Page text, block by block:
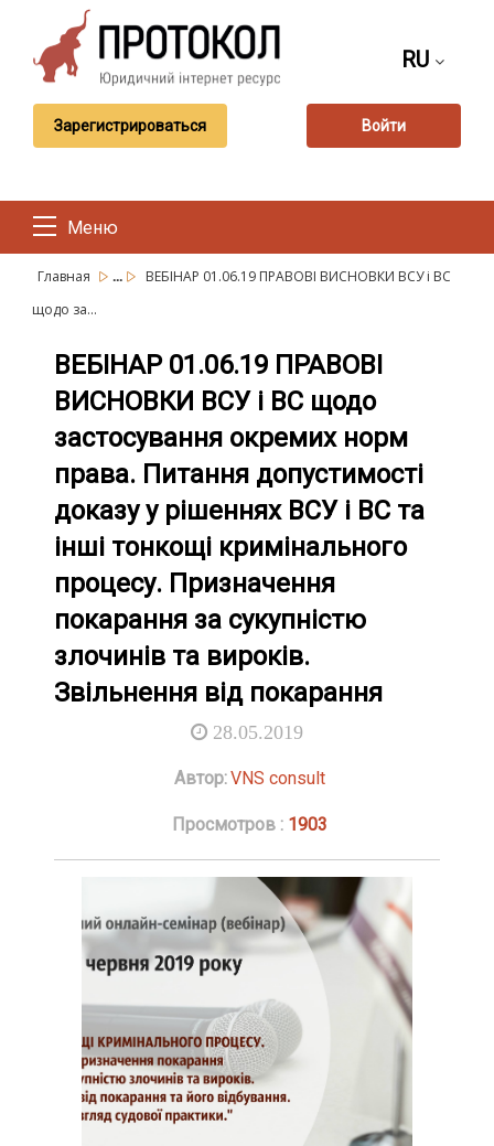
RU
Зарегистрироваться Войти
Меню
Главная ...
ВЕБІНАР 01.06.19 ПРАВОВІ ВИСНОВКИ ВСУ і ВС
щодо за...
ВЕБІНАР 01.06.19 ПРАВОВІ
ВИСНОВКИ ВСУ і ВС щодо
застосування окремих норм
права. Питання допустимості
доказу у рішеннях ВСУ і ВС та
інші тонкощі кримінального
процесу. Призначення
покарання за сукупністю
злочинів та вироків.
Звільнення від покарання
28.05.2019
Автор:VNS consult
Просмотров : 1903